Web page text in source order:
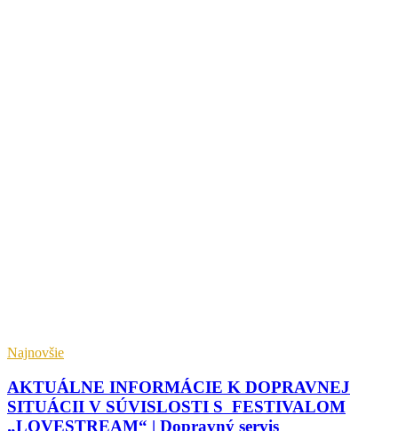
Najnovšie
AKTUÁLNE INFORMÁCIE K DOPRAVNEJ
SITUÁCII V SÚVISLOSTI S FESTIVALOM
„LOVESTREAM“ | Dopravný servis